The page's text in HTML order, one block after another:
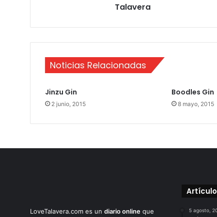
A
v
r
o
a
Talavera
Noticias Relacionadas
Jinzu Gin
2 junio, 2015
Boodles Gin
8 mayo, 2015
LoveTalavera.com es un diario online que 5 agosto,